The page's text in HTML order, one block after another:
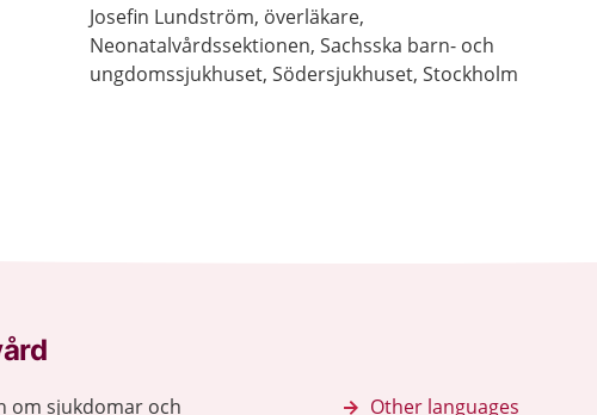
Josefin Lundström, överläkare,
Neonatalvårdssektionen, Sachsska barn- och
ungdomssjukhuset, Södersjukhuset, Stockholm
om sjukdomar och Other languages